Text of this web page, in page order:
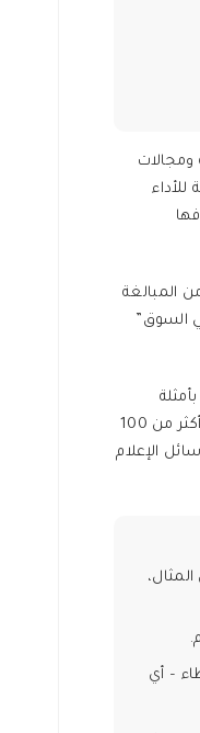
المبالغة
السوق”
ملموسة (على سبيل المثال “مزود رائد للتدريب الصحفي، مع أكثر من 100
1000 متخصص في وسائل الإعلام
– أي